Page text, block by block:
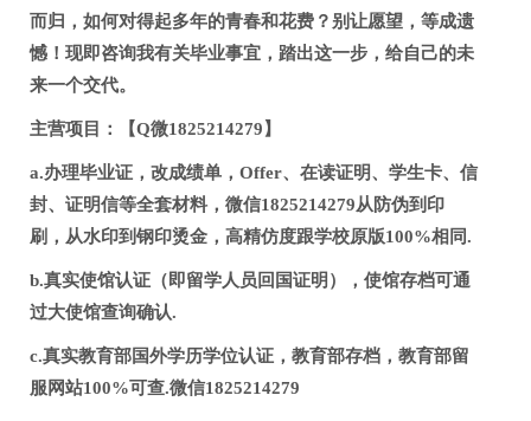
而归，如何对得起多年的青春和花费？别让愿望，等成遗
憾！现即咨询我有关毕业事宜，踏出这一步，给自己的未
来一个交代。
主营项目：【Q微1825214279】
a.办理毕业证，改成绩单，Offer、在读证明、学生卡、信
封、证明信等全套材料，微信1825214279从防伪到印
刷，从水印到钢印烫金，高精仿度跟学校原版100%相同.
b.真实使馆认证（即留学人员回国证明），使馆存档可通
过大使馆查询确认.
c.真实教育部国外学历学位认证，教育部存档，教育部留
服网站100%可查.微信1825214279